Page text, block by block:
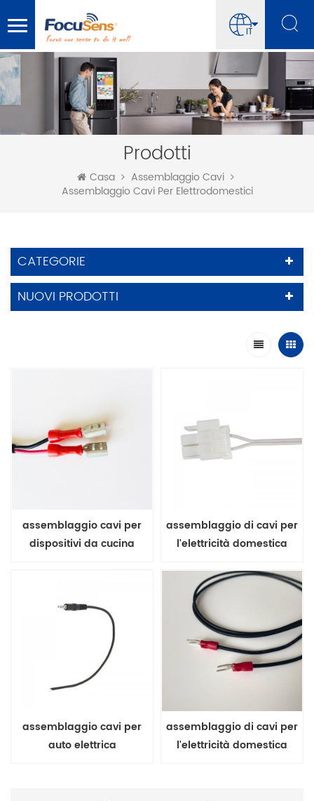
IT
Prodotti
Casa
Assemblaggio Cavi
Assemblaggio Cavi Per Elettrodomestici
CATEGORIE
NUOVI PRODOTTI
assemblaggio cavi per
dispositivi da cucina
assemblaggio di cavi per
l'elettricità domestica
assemblaggio cavi per
auto elettrica
assemblaggio di cavi per
l'elettricità domestica